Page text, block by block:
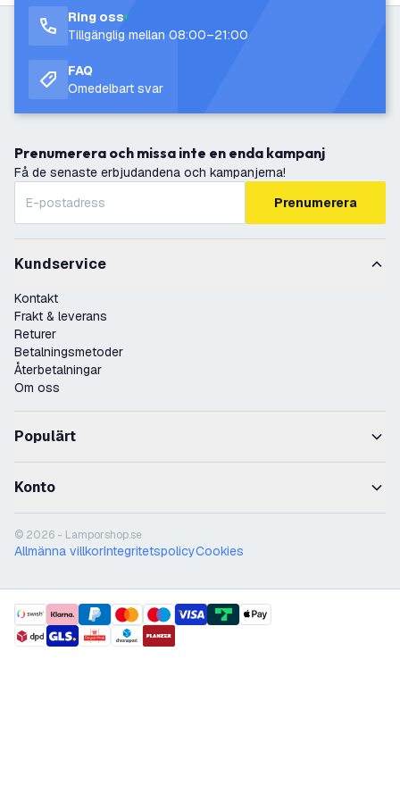
Ring oss
Tillgänglig mellan 08:00–21:00
FAQ
Omedelbart svar
Prenumerera och missa inte en enda kampanj
Få de senaste erbjudandena och kampanjerna!
Prenumerera
Kundservice
Kontakt
Frakt & leverans
Returer
Betalningsmetoder
Återbetalningar
Om oss
Populärt
Konto
© 2026 - Lamporshop.se
Allmänna villkorIntegritetspolicyCookies
payment methods
shipment methods